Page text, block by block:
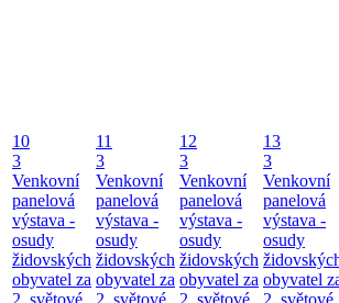
10
3
Venkovní
panelová
výstava -
osudy
židovských
obyvatel za
2. světové
11
3
Venkovní
panelová
výstava -
osudy
židovských
obyvatel za
2. světové
12
3
Venkovní
panelová
výstava -
osudy
židovských
obyvatel za
2. světové
13
3
Venkovní
panelová
výstava -
osudy
obyvatel
2. světové